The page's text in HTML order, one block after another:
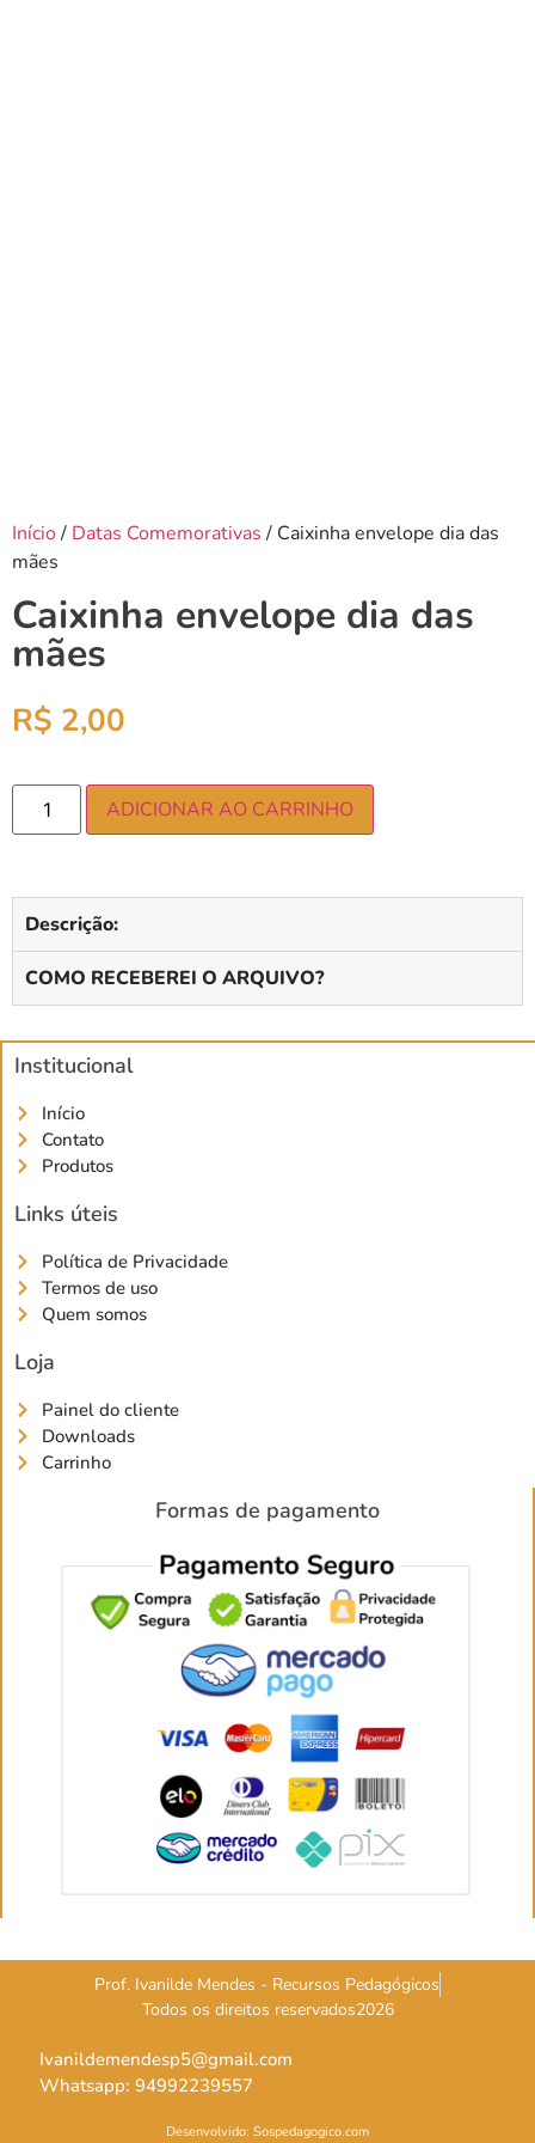
Início/ Datas Comemorativas / Caixinha envelope dia das
mães
Caixinha envelope dia das
mães
R$ 2,00
ADICIONAR AO CARRINHO
Descrição:
COMO RECEBEREI O ARQUIVO?
Institucional
Início
Contato
Produtos
Links úteis
Política de Privacidade
Termos de uso
Quem somos
Loja
Painel do cliente
Downloads
Carrinho
Formas de pagamento
Prof. Ivanilde Mendes - Recursos Pedagógicos
Todos os direitos reservados2026
Ivanildemendesp5@gmail.com
Whatsapp: 94992239557
Desenvolvido: Sospedagogico.com